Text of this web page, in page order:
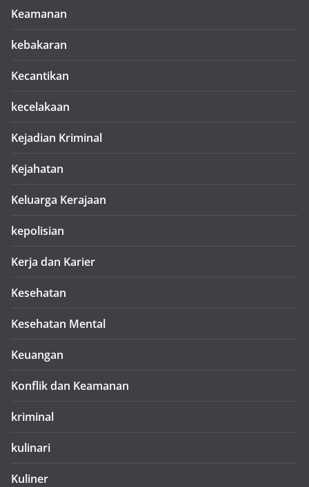
Keamanan
kebakaran
Kecantikan
kecelakaan
Kejadian Kriminal
Kejahatan
Keluarga Kerajaan
kepolisian
Kerja dan Karier
Kesehatan
Kesehatan Mental
Keuangan
Konflik dan Keamanan
kriminal
kulinari
Kuliner